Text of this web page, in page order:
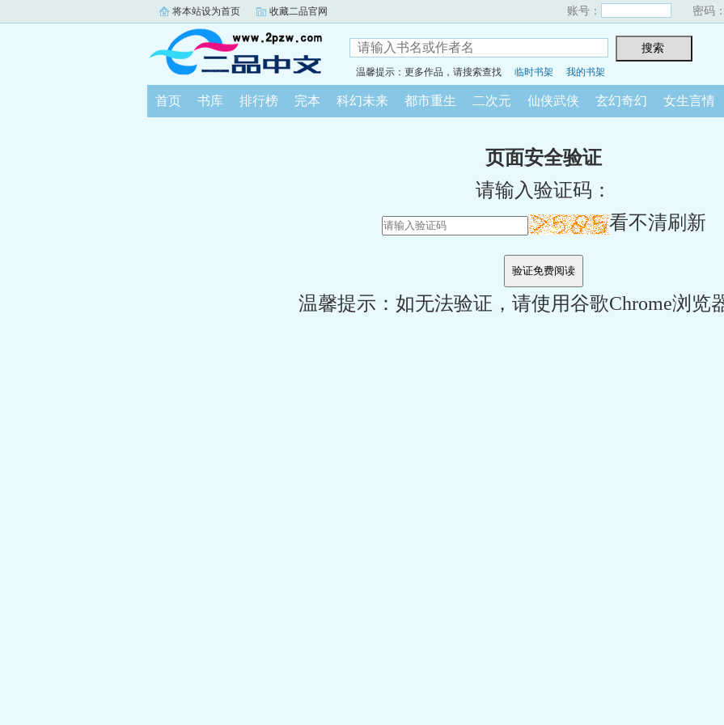
将本站设为首页 收藏二品官网 账号： 密码：
温馨提示：更多作品，请搜索查找 临时书架 我的书架
首页 书库 排行榜 完本 科幻未来 都市重生 二次元 仙侠武侠 玄幻奇幻 女生言情
页面安全验证
请输入验证码：
看不清刷新
温馨提示：如无法验证，请使用谷歌Chrome浏览